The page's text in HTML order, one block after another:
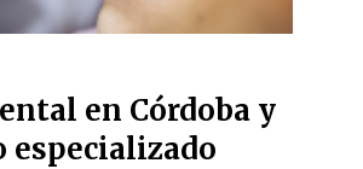
en Córdoba y
especializado